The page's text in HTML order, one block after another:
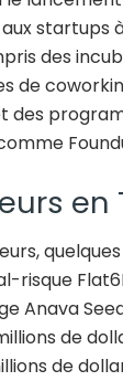
startups
des
de
des
en
risque
Anava
de
de